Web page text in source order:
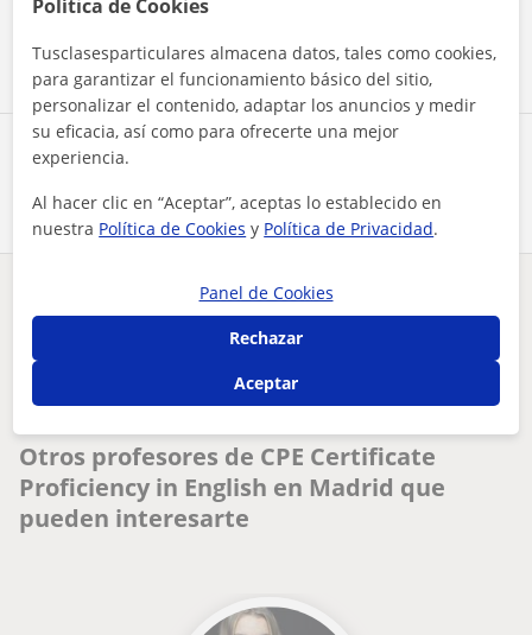
Comparte a este profesor
¿Hay algún error en este perfil?
Tus clases particulares
CPE Certificate Proficiency in English
Madrid
doy clases particulares de inglés para niños y adultos
Otros profesores de CPE Certificate
Proficiency in English en Madrid que
pueden interesarte
Política de Cookies
Tusclasesparticulares almacena datos, tales como cookies,
para garantizar el funcionamiento básico del sitio,
personalizar el contenido, adaptar los anuncios y medir
su eficacia, así como para ofrecerte una mejor
experiencia.
Al hacer clic en “Aceptar”, aceptas lo establecido en
nuestra Política de Cookies y Política de Privacidad.
Panel de Cookies
Rechazar
Aceptar